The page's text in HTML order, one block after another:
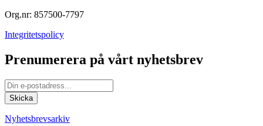
Org.nr: 857500-7797
Integritetspolicy
Prenumerera på vårt nyhetsbrev
Nyhetsbrevsarkiv